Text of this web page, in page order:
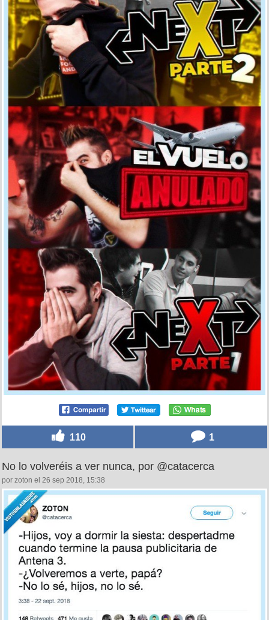
110 1
No lo volveréis a ver nunca, por @catacerca
por zoton el 26 sep 2018, 15:38